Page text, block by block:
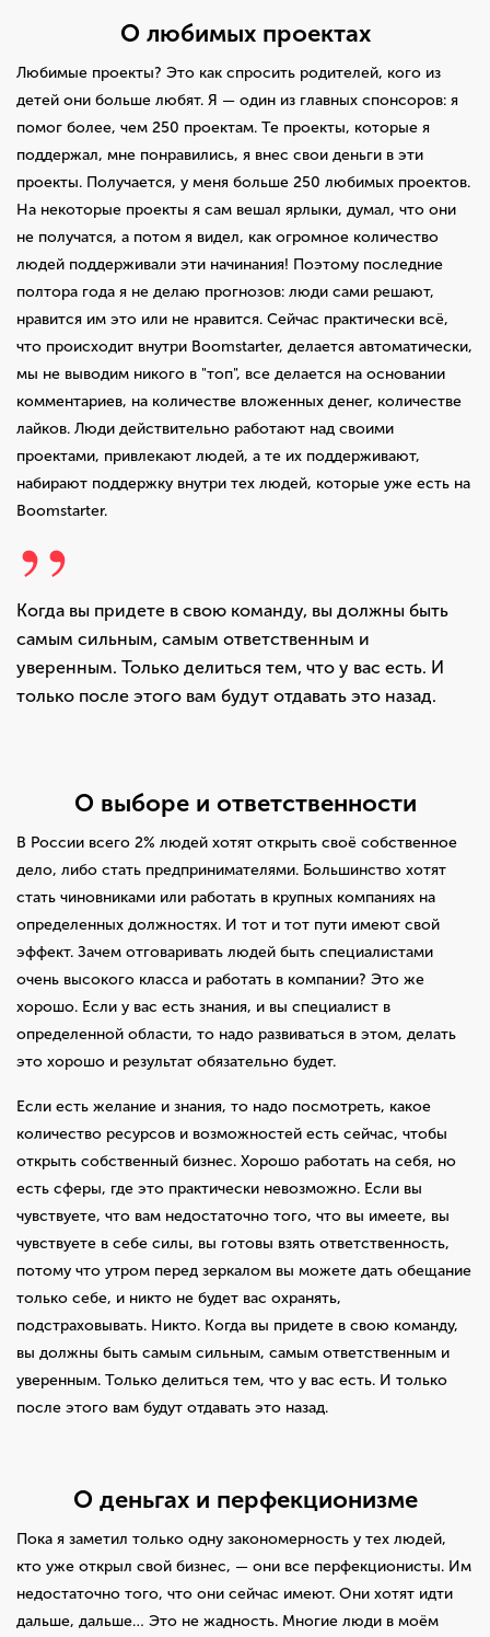
О любимых проектах
Любимые проекты? Это как спросить родителей, кого из
детей они больше любят. Я — один из главных спонсоров: я
помог более, чем 250 проектам. Те проекты, которые я
поддержал, мне понравились, я внес свои деньги в эти
проекты. Получается, у меня больше 250 любимых проектов.
На некоторые проекты я сам вешал ярлыки, думал, что они
не получатся, а потом я видел, как огромное количество
людей поддерживали эти начинания! Поэтому последние
полтора года я не делаю прогнозов: люди сами решают,
нравится им это или не нравится. Сейчас практически всё,
что происходит внутри Boomstarter, делается автоматически,
мы не выводим никого в "топ", все делается на основании
комментариев, на количестве вложенных денег, количестве
лайков. Люди действительно работают над своими
проектами, привлекают людей, а те их поддерживают,
набирают поддержку внутри тех людей, которые уже есть на
Boomstarter.
Когда вы придете в свою команду, вы должны быть
самым сильным, самым ответственным и
уверенным. Только делиться тем, что у вас есть. И
только после этого вам будут отдавать это назад.
О выборе и ответственности
В России всего 2% людей хотят открыть своё собственное
дело, либо стать предпринимателями. Большинство хотят
стать чиновниками или работать в крупных компаниях на
определенных должностях. И тот и тот пути имеют свой
эффект. Зачем отговаривать людей быть специалистами
очень высокого класса и работать в компании? Это же
хорошо. Если у вас есть знания, и вы специалист в
определенной области, то надо развиваться в этом, делать
это хорошо и результат обязательно будет.
Если есть желание и знания, то надо посмотреть, какое
количество ресурсов и возможностей есть сейчас, чтобы
открыть собственный бизнес. Хорошо работать на себя, но
есть сферы, где это практически невозможно. Если вы
чувствуете, что вам недостаточно того, что вы имеете, вы
чувствуете в себе силы, вы готовы взять ответственность,
потому что утром перед зеркалом вы можете дать обещание
только себе, и никто не будет вас охранять,
подстраховывать. Никто. Когда вы придете в свою команду,
вы должны быть самым сильным, самым ответственным и
уверенным. Только делиться тем, что у вас есть. И только
после этого вам будут отдавать это назад.
О деньгах и перфекционизме
Пока я заметил только одну закономерность у тех людей,
кто уже открыл свой бизнес, — они все перфекционисты. Им
недостаточно того, что они сейчас имеют. Они хотят идти
дальше, дальше… Это не жадность. Многие люди в моём